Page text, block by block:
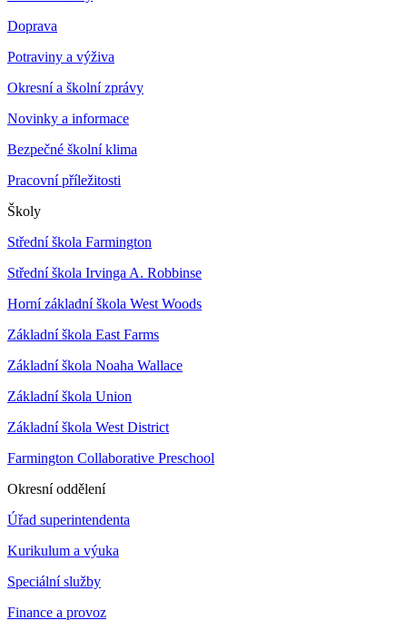
Doprava
Potraviny a výživa
Okresní a školní zprávy
Novinky a informace
Bezpečné školní klima
Pracovní příležitosti
Školy
Střední škola Farmington
Střední škola Irvinga A. Robbinse
Horní základní škola West Woods
Základní škola East Farms
Základní škola Noaha Wallace
Základní škola Union
Základní škola West District
Farmington Collaborative Preschool
Okresní oddělení
Úřad superintendenta
Kurikulum a výuka
Speciální služby
Finance a provoz